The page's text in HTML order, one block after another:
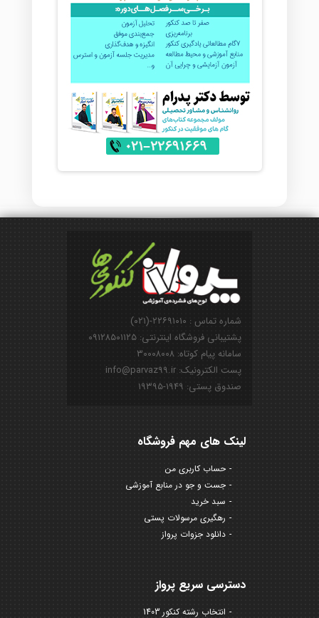
شماره تماس : ۲۲۶۹۱۰۱۰-(۰۲۱)
پشتیبانی فروشگاه اینترنتی: ۰۹۱۲۸۵۰۱۱۲۵
سامانه پیام کوتاه: ۳۰۰۰۸۰۰۸
پست الکترونیک: info@parvaz99.ir
صندوق پستی: ۱۹۴۹-۱۹۳۹۵
لینک های مهم فروشگاه
حساب کاربری من
جست و جو در منابع آموزشی
سبد خرید
رهگیری مرسولات پستی
دانلود جزوات پرواز
دسترسی سریع پرواز
انتخاب رشته کنکور 1403